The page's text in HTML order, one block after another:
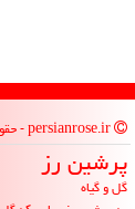
پرشین رز
گل و گیاه